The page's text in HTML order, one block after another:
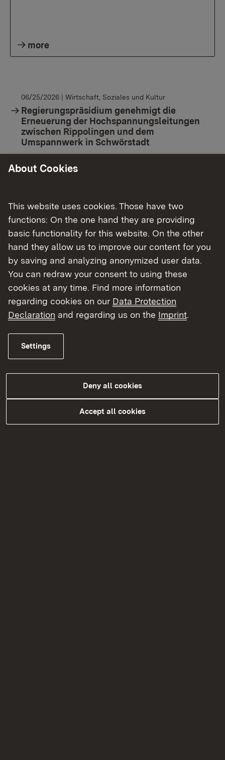
more
06/25/2026 | Wirtschaft, Soziales und Kultur
Regierungspräsidium genehmigt die
Erneuerung der Hochspannungsleitungen
zwischen Rippolingen und dem
Umspannwerk in Schwörstadt
06/24/2026| Wirtschaft, Soziales und Kultur
Doppelspurausbau Lottstetten – Jestetten
Süd
06/15/2026| Raumordnung, Planen und Bauen
Teilgenehmigung für die Netzverstärkung
der Stromleitung zwischen Meißenheim und
Ringsheim erteilt
Alle Meldungen
Unsere Referate
About Cookies
This website uses cookies. Those have two
functions: On the one hand they are providing
basic functionality for this website. On the other
hand they allow us to improve our content for you
by saving and analyzing anonymized user data.
You can redraw your consent to using these
cookies at any time. Find more information
regarding cookies on our Data Protection
Declaration and regarding us on the Imprint.
Settings
Deny all cookies
Accept all cookies